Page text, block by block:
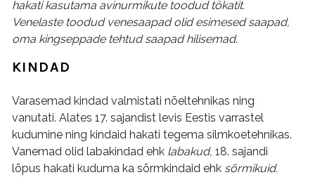
hakati kasutama avinurmikute toodud tökatit.
Venelaste toodud venesaapad olid esimesed saapad,
oma kingseppade tehtud saapad hilisemad.
KINDAD
Varasemad kindad valmistati nõeltehnikas ning
vanutati. Alates 17. sajandist levis Eestis varrastel
kudumine ning kindaid hakati tegema silmkoetehnikas.
Vanemad olid labakindad ehk labakud, 18. sajandi
lõpus hakati kuduma ka sõrmkindaid ehk sõrmikuid.